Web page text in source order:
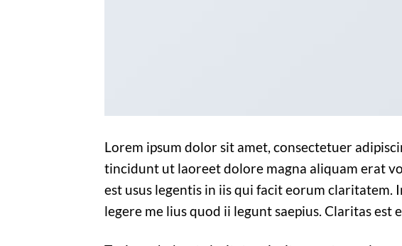
Lorem ipsum dolor sit amet, consectetuer
tincidunt ut laoreet dolore magna aliquam erat
est usus legentis in iis qui facit eorum
legere me lius quod ii legunt saepius. Claritas est